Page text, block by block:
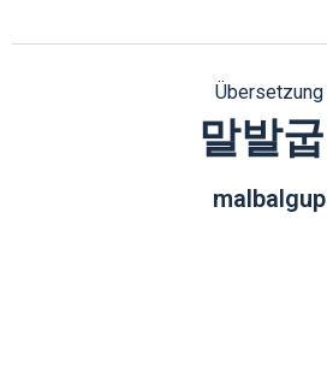
Übersetzung
말발굽
malbalgup